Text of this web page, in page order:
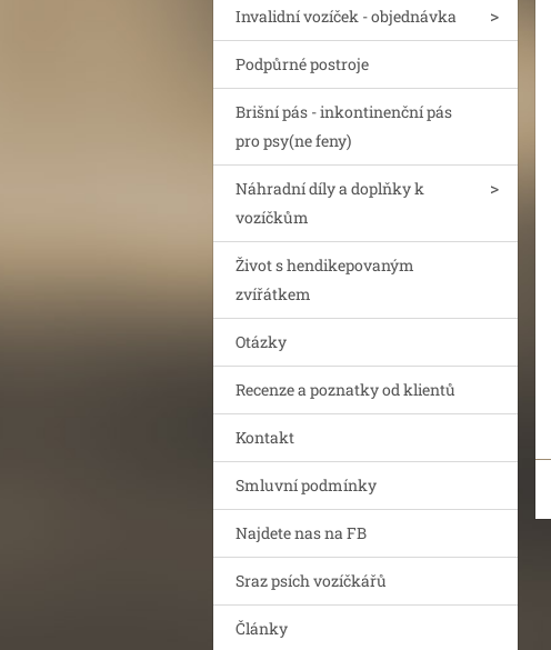
Invalidní vozíček - objednávka
Podpůrné postroje
Brišní pás - inkontinenční pás
pro psy(ne feny)
Náhradní díly a doplňky k
vozíčkům
Život s hendikepovaným
zvířátkem
Otázky
Recenze a poznatky od klientů
Kontakt
Smluvní podmínky
Najdete nas na FB
Sraz psích vozíčkářů
Články